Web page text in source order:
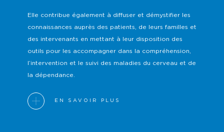
Elle contribue également à diffuser et démystifier les
connaissances auprès des patients, de leurs familles et
des intervenants en mettant à leur disposition des
outils pour les accompagner dans la compréhension,
l’intervention et le suivi des maladies du cerveau et de
la dépendance.
EN SAVOIR PLUS